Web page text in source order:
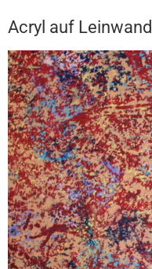
Acryl auf Leinwand